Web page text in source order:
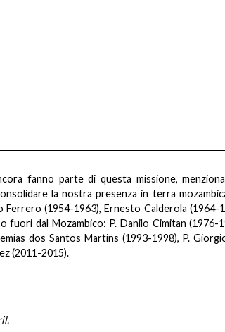
fanno parte di questa missione,
la nostra presenza in terra
(1954-1963), Ernesto Calderola (1964-
dal Mozambico: P. Danilo Cimitan (1976-
dos Santos Martins (1993-1998), P.
(2011-2015).